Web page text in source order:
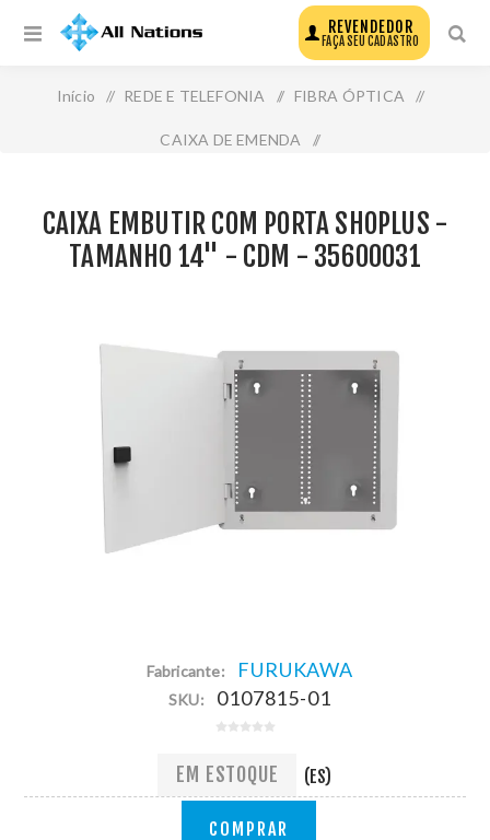
REVENDEDOR
FAÇA SEU CADASTRO
Início / REDE E TELEFONIA / FIBRA ÓPTICA /
CAIXA DE EMENDA /
35600031
CAIXA EMBUTIR COM PORTA SHOPLUS -
TAMANHO 14" - CDM - 35600031
Fabricante: FURUKAWA
SKU: 0107815-01
EM ESTOQUE (ES)
COMPRAR